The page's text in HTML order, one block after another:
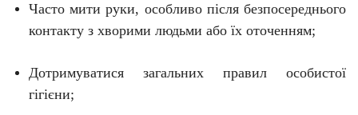
Часто мити руки, особливо після безпосереднього
контакту з хворими людьми або їх оточенням;
Дотримуватися загальних правил особистої
гігієни;